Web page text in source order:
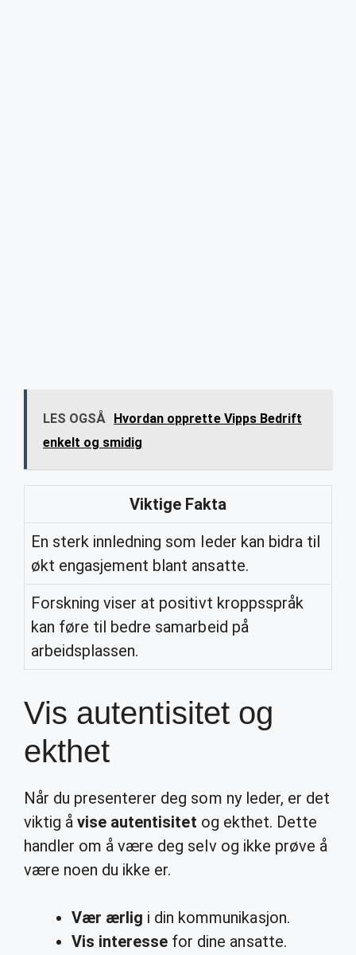
LES OGSÅ Hvordan opprette Vipps Bedrift
enkelt og smidig
Viktige Fakta
En sterk innledning som leder kan bidra til
økt engasjement blant ansatte.
Forskning viser at positivt kroppsspråk
kan føre til bedre samarbeid på
arbeidsplassen.
Vis autentisitet og
ekthet
Når du presenterer deg som ny leder, er det
viktig åvise autentisitet og ekthet. Dette
handler om å være deg selv og ikke prøve å
være noen du ikke er.
Vær ærlig i din kommunikasjon.
Vis interesse for dine ansatte.